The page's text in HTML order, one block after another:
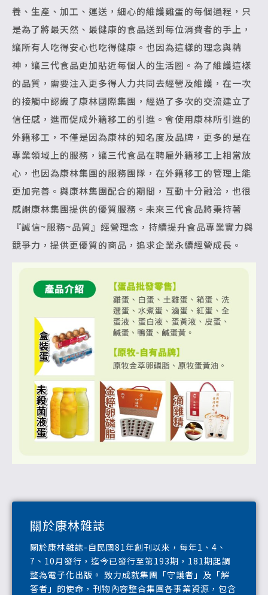
養、生產、加工、運送，細心的維護雞蛋的每個過程，只
是為了將最天然、最健康的食品送到每位消費者的手上，
讓所有人吃得安心也吃得健康。也因為這樣的理念與精
神，讓三代食品更加貼近每個人的生活圈。為了維護這樣
的品質，需要注入更多得人力共同去經營及維護，在一次
的接觸中認識了康林國際集團，經過了多次的交流建立了
信任感，進而促成外籍移工的引進。會使用康林所引進的
外籍移工，不僅是因為康林的知名度及品牌，更多的是在
專業領域上的服務，讓三代食品在聘雇外籍移工上相當放
心，也因為康林集團的服務團隊，在外籍移工的管理上能
更加完善。與康林集團配合的期間，互動十分融洽，也很
感謝康林集團提供的優質服務。未來三代食品將秉持著
『誠信~服務~品質』經營理念，持續提升食品專業實力與
競爭力，提供更優質的商品，追求企業永續經營成長。
關於康林雜誌
關於康林雜誌-自民國81年創刊以來，每年1、4、
7、10月發行，迄今已發行至第193期，181期起調
整為電子化出版。 致力成就集團「守護者」及「解
答者」的使命，刊物內容整合集團各事業資源，包含